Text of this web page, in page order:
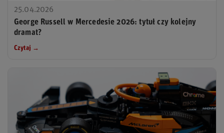
25.04.2026
George Russell w Mercedesie 2026: tytuł czy kolejny
dramat?
Czytaj →